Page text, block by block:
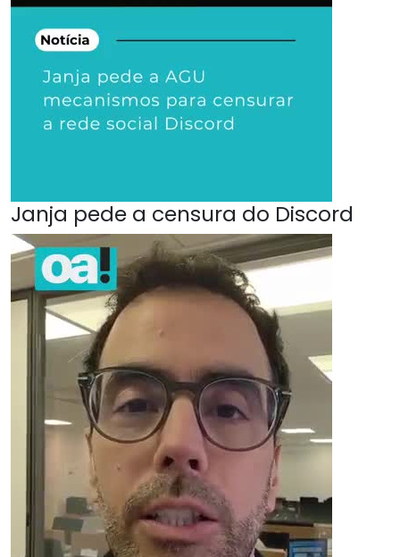
Janja pede a censura do Discord